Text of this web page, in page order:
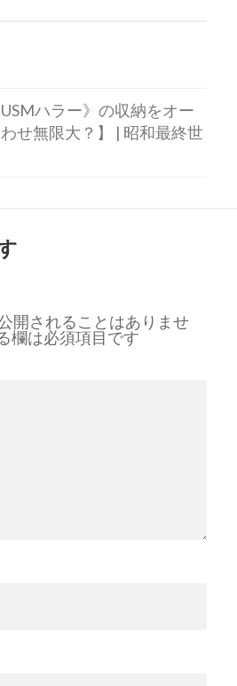
ハラー》の収納をオー
せ無限大？】 | 昭和最終世
開されることはありませ
欄は必須項目です